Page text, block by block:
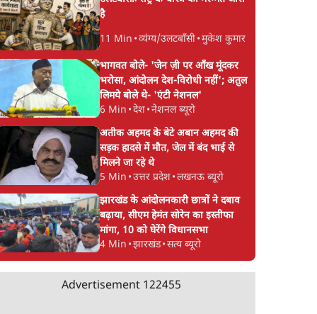
है
11 Min •व्यंग्य/उलटबाँसी•मुकेश कुमार
भागवत बोले- 'जेन ज़ी पर आँख मूंदकर
भरोसा, आंदोलन देश-विरोधी नहीं'; अतुल
लिमये बोले थे- 'एंटी नेशनल'
6 Min •देश•नेशनल ब्यूरो
अतीक अहमद के बेटे अबान अहमद की
सड़क हादसे में मौत, जेल में बंद भाई से
मिलने जा रहे थे
5 Min •उत्तर प्रदेश•लखनऊ ब्यूरो
झारखंड के आंदोलनकारी छात्रों ने दबाव
बढ़ाया, सीएम हेमंत सोरेन का इस्तीफा
मांगा, 10 को घेरेंगे विधानसभा
4 Min •झारखंड•सत्य ब्यूरो
Advertisement 122455